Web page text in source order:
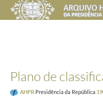
Plano de
AHPR Presidência da República